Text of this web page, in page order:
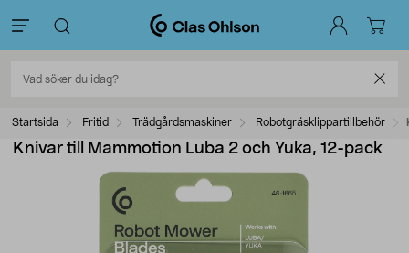
Startsida Fritid Trädgårdsmaskiner Robotgräsklippartillbehör
Knivar till Mammotion Luba 2 och Yuka, 12-pack